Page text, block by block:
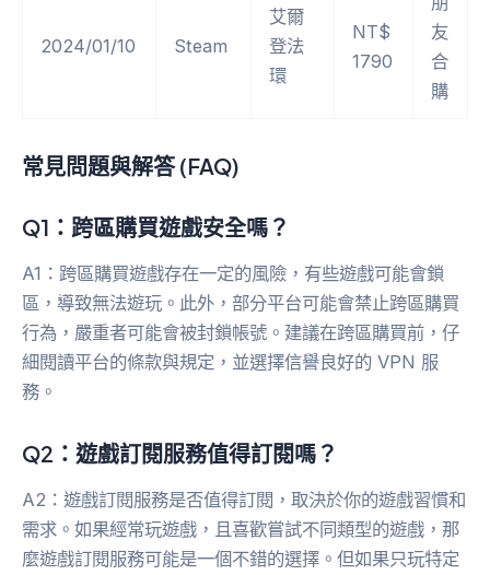
2024/01/10 Steam
艾爾
登法
環
NT$
1790
友
合
購
常見問題與解答 (FAQ)
Q1：跨區購買遊戲安全嗎？
A1：跨區購買遊戲存在一定的風險，有些遊戲可能會鎖
區，導致無法遊玩。此外，部分平台可能會禁止跨區購買
行為，嚴重者可能會被封鎖帳號。建議在跨區購買前，仔
細閱讀平台的條款與規定，並選擇信譽良好的 VPN 服
務。
Q2：遊戲訂閱服務值得訂閱嗎？
A2：遊戲訂閱服務是否值得訂閱，取決於你的遊戲習慣和
需求。如果經常玩遊戲，且喜歡嘗試不同類型的遊戲，那
麼遊戲訂閱服務可能是一個不錯的選擇。但如果只玩特定